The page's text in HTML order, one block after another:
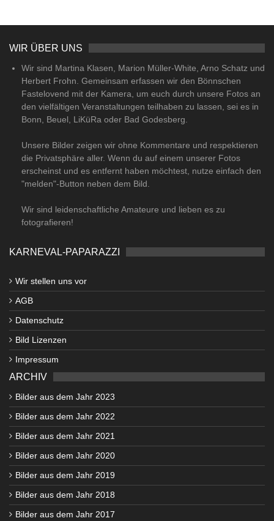
WIR ÜBER UNS
Wir sind Martina Klasen, Marion Müller-White, Arno Schatz und
Herbert Frohn. Gemeinsam erfassen wir den Bönnschen
Fastelovend mit der Kamera, um euch durch unsere Fotos an
den vielfältigen Veranstaltungen teilhaben zu lassen, sei es in
Bonn, Beuel, LiKüRa oder Bad Godesberg.
Unsere Bilder zeigen wir ohne Kommentare und respektieren
die Privatsphäre aller. Wenn du auf einem unserer Fotos
erscheinst und es entfernt haben möchtest, nutze einfach den
"melden"-Button neben dem Bild.
Wir sind leidenschaftliche Amateure und lieben es zu
fotografieren!
KARNEVAL-PAPARAZZI
Wir stellen uns vor
AGB
Datenschutz
Bild Lizenzen
Impressum
ARCHIV
Bilder aus dem Jahr 2023
Bilder aus dem Jahr 2022
Bilder aus dem Jahr 2021
Bilder aus dem Jahr 2020
Bilder aus dem Jahr 2019
Bilder aus dem Jahr 2018
Bilder aus dem Jahr 2017